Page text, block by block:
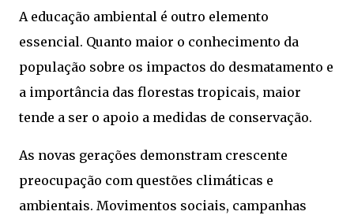
A educação ambiental é outro elemento
essencial. Quanto maior o conhecimento da
população sobre os impactos do desmatamento e
a importância das florestas tropicais, maior
tende a ser o apoio a medidas de conservação.
As novas gerações demonstram crescente
preocupação com questões climáticas e
ambientais. Movimentos sociais, campanhas